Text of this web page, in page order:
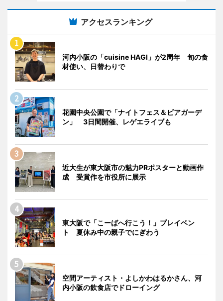
アクセスランキング
河内小阪の「cuisine HAGI」が2周年 旬の食
材使い、日替わりで
花園中央公園で「ナイトフェス＆ビアガーデ
ン」 3日間開催、レゲエライブも
近大生が東大阪市の魅力PRポスターと動画作
成 受賞作を市役所に展示
東大阪で「こーばへ行こう！」プレイベン
ト 夏休み中の親子でにぎわう
空間アーティスト・よしかわはるかさん、河
内小阪の飲食店でドローイング